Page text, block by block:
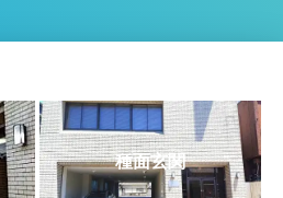
種面玄関